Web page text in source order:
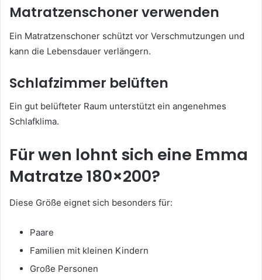
Matratzenschoner verwenden
Ein Matratzenschoner schützt vor Verschmutzungen und
kann die Lebensdauer verlängern.
Schlafzimmer belüften
Ein gut belüfteter Raum unterstützt ein angenehmes
Schlafklima.
Für wen lohnt sich eine Emma
Matratze 180×200?
Diese Größe eignet sich besonders für:
Paare
Familien mit kleinen Kindern
Große Personen